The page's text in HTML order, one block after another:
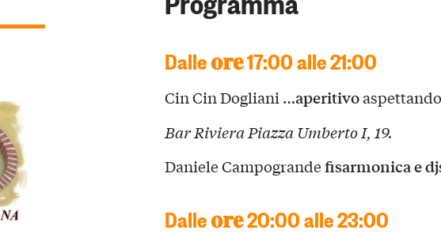
Dalle 𝐨𝐫𝐞 17:00 alle 21:00
Cin Cin Dogliani …aperitivo
Bar Riviera Piazza Umberto I, 19.
Daniele Campograndefisarmonica e
Dalle 𝐨𝐫𝐞 20:00 alle 23:00